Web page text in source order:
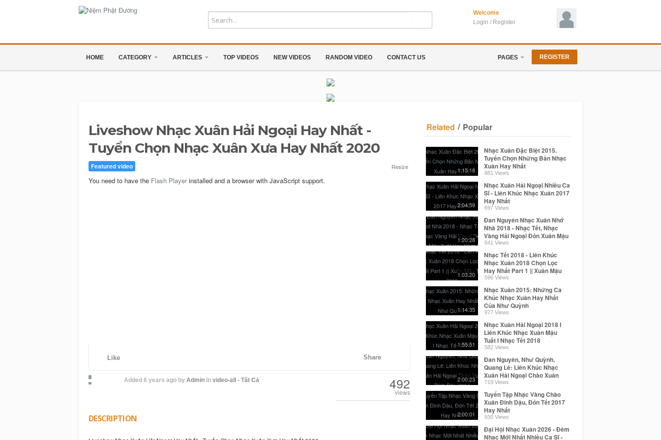
Welcome
Login / Register
HOME CATEGORY ARTICLES TOP VIDEOS NEW VIDEOS RANDOM VIDEO CONTACT US PAGES REGISTER
Liveshow Nhạc Xuân Hải Ngoại Hay Nhất -
Tuyển Chọn Nhạc Xuân Xưa Hay Nhất 2020
Featured video Resize
You need to have the Flash Playerinstalled and a browser with JavaScript support.
Like Share
Added 6 years agoby Adminin video-all - Tất Cả 492
views
DESCRIPTION
Related / Popular
1:15:18
Nhạc Xuân Đặc Biệt 2015.
Tuyển Chọn Những Bản Nhạc
Xuân Hay Nhất
881 Views
2:04:59
Nhạc Xuân Hải Ngoại Nhiều Ca
Sĩ - Liên Khúc Nhạc Xuân 2017
Hay Nhất
697 Views
1:20:28
Đan Nguyên Nhạc Xuân Nhớ
Nhà 2018 - Nhạc Tết, Nhạc
Vàng Hải Ngoại Đón Xuân Mậu
Tuất Hay Nhất 2018
641 Views
1:03:20
Nhạc Tết 2018 - Liên Khúc
Nhạc Xuân 2018 Chọn Lọc
Hay Nhất Part 1 || Xuân Mậu
Tuất 2018
596 Views
1:14:35
Nhạc Xuân 2015: Những Ca
Khúc Nhạc Xuân Hay Nhất
Của Như Quỳnh
977 Views
1:55:51
Nhạc Xuân Hải Ngoại 2018 I
Liên Khúc Nhạc Xuân Mậu
Tuất I Nhạc Tết 2018
582 Views
2:00:23
Đan Nguyên, Như Quỳnh,
Quang Lê: Liên Khúc Nhạc
Xuân Hải Ngoại Chào Xuân
Đinh Dậu 2017
719 Views
2:00:01
Tuyển Tập Nhạc Vàng Chào
Xuân Đinh Dậu, Đón Tết 2017
Hay Nhất
930 Views
Đại Hội Nhạc Xuân 2026 - Đêm
Nhạc Mới Nhất Nhiều Ca Sĩ -